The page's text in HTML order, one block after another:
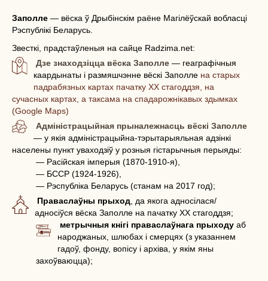
Заполле — вёска ў Дрыбінскім раёне Магілёўскай вобласці
Рэспублікі Беларусь.
Звесткі, прадстаўленыя на сайце Radzima.net:
Дзе знаходзіцца вёска Заполле — геаграфічныя
каардынаты і размяшчэнне вёскі Заполле на старых
падрабязных картах пачатку ХХ стагоддзя, на
сучасных картах, а таксама на спадарожнікавых здымках
(Google Maps)
Адміністрацыйная прыналежнасць вёскі Заполле
— у якія адміністрацыйна-тэрытарыяльная адзінкі
населены пункт уваходзіў у розныя гістарычныя перыяды:
— Расійская імперыя (1870-1910-я),
— БССР (1924-1926),
— Рэспубліка Беларусь (станам на 2017 год);
Праваслаўны прыход, да якога адносілася/
адносіўся вёска Заполле на пачатку ХХ стагоддзя;
метрычныя кнігі праваслаўнага прыходу аб
народжаных, шлюбах і смерцях (з указаннем
гадоў, фонду, вопісу і архіва, у якім яны
захоўваюцца);